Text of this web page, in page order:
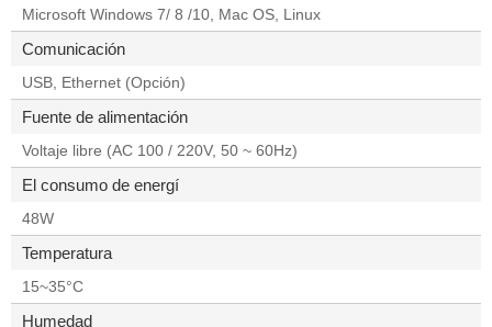
Microsoft Windows 7/ 8 /10, Mac OS, Linux
Comunicación
USB, Ethernet (Opción)
Fuente de alimentación
Voltaje libre (AC 100 / 220V, 50 ~ 60Hz)
El consumo de energí
48W
Temperatura
15~35°C
Humedad